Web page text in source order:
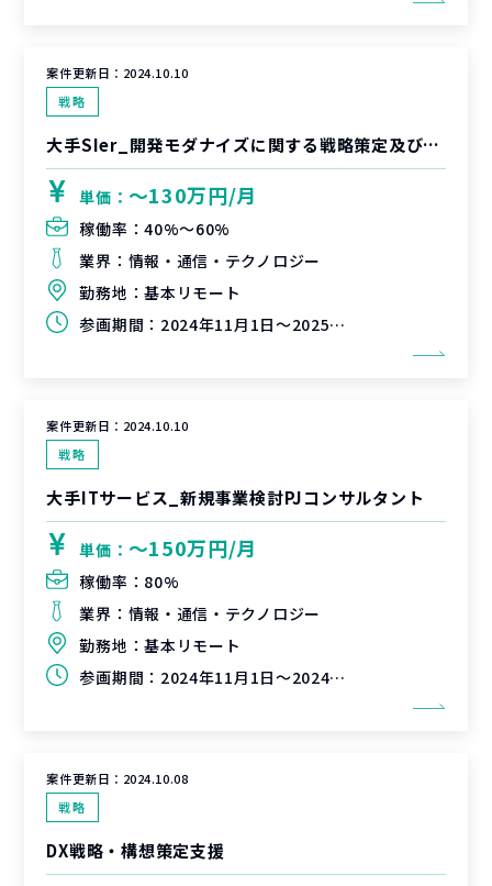
案件更新日： 2024.10.10
戦略
大手SIer_開発モダナイズに関する戦略策定及び営業資料作成支援
単価： 〜130万円/月
稼働率：40%〜60%
業界： 情報・通信・テクノロジー
勤務地：基本リモート
参画期間： 2024年11月1日～2025年2月28日（延長可能性有）
案件更新日： 2024.10.10
戦略
大手ITサービス_新規事業検討PJコンサルタント
単価： 〜150万円/月
稼働率： 80%
業界： 情報・通信・テクノロジー
勤務地：基本リモート
参画期間： 2024年11月1日～2024年12月31日（延長可能性有）
案件更新日： 2024.10.08
戦略
DX戦略・構想策定支援